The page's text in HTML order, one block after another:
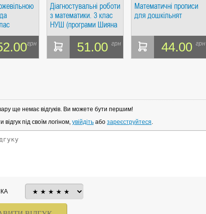
грн
Діагностувальні роботи
з математики. 3 клас
НУШ (програми Шияна
+ Савченко) НАКАЗ №
813
51.00 грн
Математичні прописи
для дошкільнят
44.00 грн
ще немає відгуків. Ви можете бути першим!
під своїм логіном, увійдіть або зареєструйтеся.